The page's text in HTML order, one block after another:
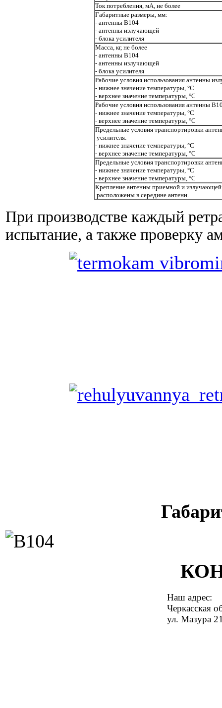
Ток потребления, мА, не более
Габаритные размеры, мм:
- антенны В104
- антенны излучающей
- блока усилителя
Масса, кг, не более
- антенны В104
- антенны излучающей
- блока усилителя
Рабочие условия использования антенны
- нижнее значение температуры, °С
- верхнее значение температуры, °С
Рабочие условия использования антенны
- нижнее значение температуры, °С
- верхнее значение температуры, °С
Предельные условия транспортировки
усилителя:
- нижнее значение температуры, °С
- верхнее значение температуры, °С
Предельные условия транспортировки
- нижнее значение температуры, °С
- верхнее значение температуры, °С
Крепление антенны приемной и
расположены в середине антенн.
При производстве каждый
испытание, а также проверку
Наш адрес:
Черкасская
ул. Мазура